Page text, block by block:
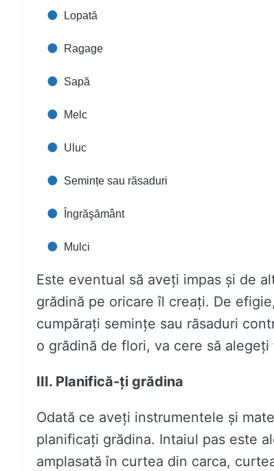
Lopată
Ragage
Sapă
Melc
Uluc
Semințe sau răsaduri
Îngrăşământ
Mulci
Este eventual să aveți impas și de
grădină pe oricare îl creați. De
cumpărați semințe sau răsaduri
o grădină de flori, va cere să
III. Planifică-ți grădina
Odată ce aveți instrumentele și
planificați grădina. Intaiul pas este
amplasată în curtea din carca,